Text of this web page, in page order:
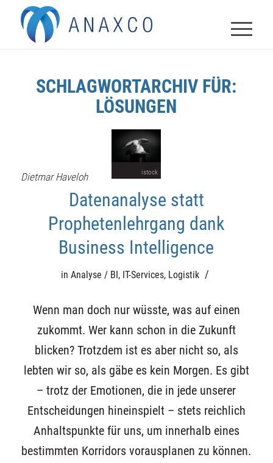
SCHLAGWORTARCHIV FÜR:
LÖSUNGEN
Dietmar Haveloh istock
Datenanalyse statt
Prophetenlehrgang dank
Business Intelligence
in Analyse / BI, IT-Services, Logistik /
Wenn man doch nur wüsste, was auf einen
zukommt. Wer kann schon in die Zukunft
blicken? Trotzdem ist es aber nicht so, als
lebten wir so, als gäbe es kein Morgen. Es gibt
– trotz der Emotionen, die in jede unserer
Entscheidungen hineinspielt – stets reichlich
Anhaltspunkte für uns, um innerhalb eines
bestimmten Korridors vorausplanen zu können.